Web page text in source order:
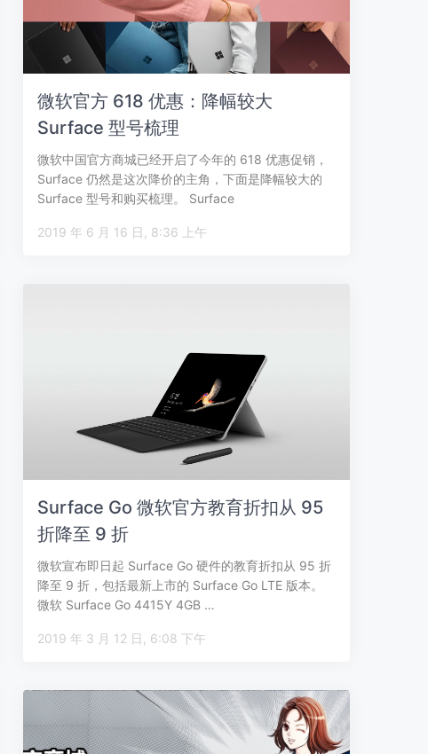
微软官方 618 优惠：降幅较大
Surface 型号梳理
微软中国官方商城已经开启了今年的 618 优惠促销，
Surface 仍然是这次降价的主角，下面是降幅较大的
Surface 型号和购买梳理。 Surface
2019 年 6 月 16 日, 8:36 上午
Surface Go 微软官方教育折扣从 95
折降至 9 折
微软宣布即日起 Surface Go 硬件的教育折扣从 95 折
降至 9 折，包括最新上市的 Surface Go LTE 版本。
微软 Surface Go 4415Y 4GB …
2019 年 3 月 12 日, 6:08 下午